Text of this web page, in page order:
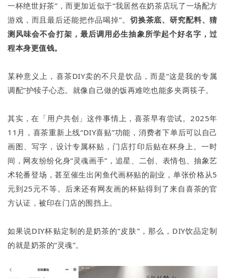
一杯绝世好茶”，而更加近似于“我居然在奶茶店玩了一场配方
游戏，而且最后还能把作品喝掉”。 切换茶底、研究配料、猜
测风味会不会打架，最后调用必生抽象所学起个好名字，过
程本身更值钱。
某种意义上，喜茶DIY卖的不只是饮品，而是“这是我的专属
调配”护犊子心态。就像自己做的饭再难吃也能多夹两筷子。
其实，在「用户共创」这件事情上，喜茶早有尝试。2025年
11月，喜茶重新上线“DIY喜贴”功能，消费者下单后可以自己
画图、写字，设计专属杯贴，门店打印后贴在杯身上。一时
间，网友纷纷化身“灵魂画手”，追星、二创、表情包、抽象艺
术轮番登场，甚至催生出闲鱼代画杯贴的副业，单张价格从5
元到25元不等。后来还有网友画的杯贴得到了来自喜茶的官
方认证，被印在门店的围挡上。
如果说DIY杯贴定制的是奶茶的“皮肤”，那么，DIY饮品定制
的就是奶茶的“灵魂”。